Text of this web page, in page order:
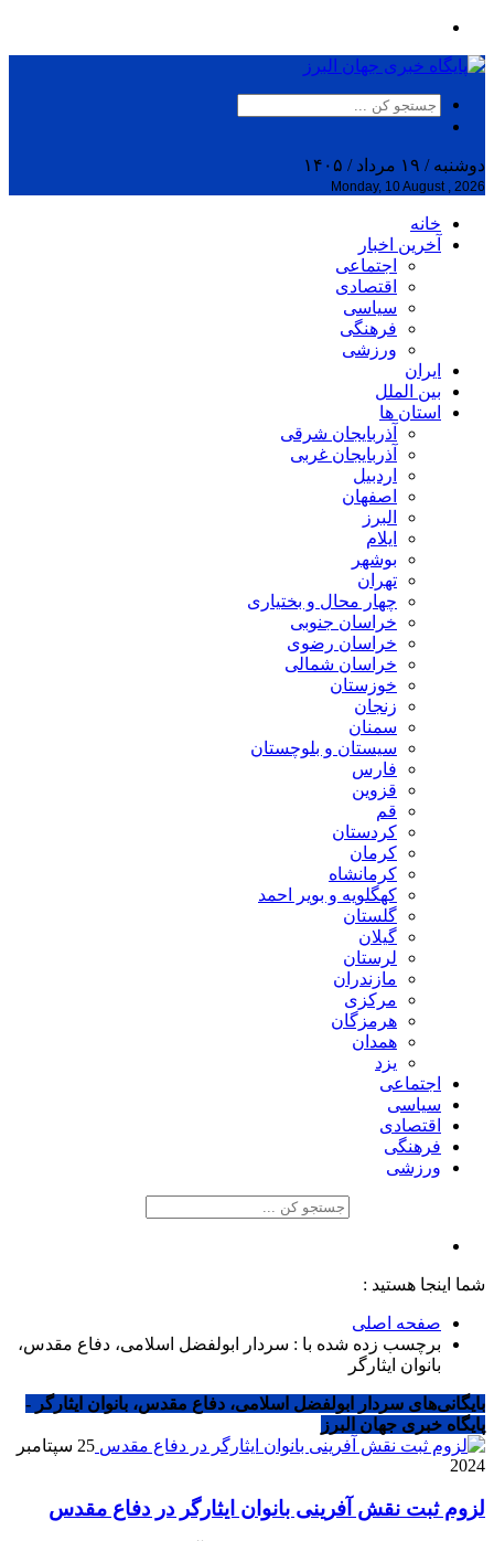
دوشنبه / ۱۹ مرداد / ۱۴۰۵
Monday, 10 August , 2026
خانه
آخرین اخبار
اجتماعی
اقتصادی
سیاسی
فرهنگی
ورزشی
ایران
بین الملل
استان ها
آذربایجان شرقی
آذربایجان غربی
اردبیل
اصفهان
البرز
ایلام
بوشهر
تهران
چهار محال و بختیاری
خراسان جنوبی
خراسان رضوی
خراسان شمالی
خوزستان
زنجان
سمنان
سیستان و بلوچستان
فارس
قزوین
قم
کردستان
کرمان
کرمانشاه
کهگلویه و بویر احمد
گلستان
گیلان
لرستان
مازندران
مرکزی
هرمزگان
همدان
یزد
اجتماعی
سیاسی
اقتصادی
فرهنگی
ورزشی
شما اینجا هستید :
صفحه اصلی
برچسب زده شده با : سردار ابولفضل اسلامی، دفاع مقدس،
بانوان ایثارگر
بایگانی‌های سردار ابولفضل اسلامی، دفاع مقدس، بانوان ایثارگر -
پایگاه خبری جهان البرز
25 سپتامبر
2024
لزوم ثبت نقش آفرینی بانوان ایثارگر در دفاع مقدس